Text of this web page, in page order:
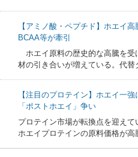
【アミノ酸・ペプチド】ホエイ
BCAA等が牽引
ホエイ原料の歴史的な高騰を受
材の引き合いが増えている。代
【注目のプロテイン】ホエイ一
「ポストホエイ」争い
プロテイン市場が転換点を迎え
ホエイプロテインの原料価格が